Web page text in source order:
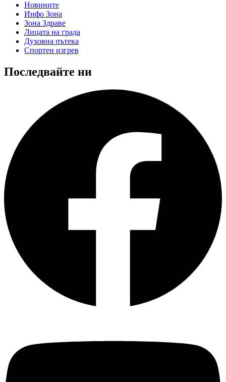
Новините
Инфо Зона
Зона Здраве
Лицата на града
Духовна пътека
Спортен изгрев
Последвайте ни